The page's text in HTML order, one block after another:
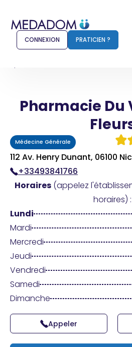
Comment ça marche ?
Pour les patients
Pharmacien
Connexion
Praticien ?
CONNEXION PRATICIEN ?
Pharmacie Du
Médecine Générale
112 Av. Henry Dunant, 06100
+33493841766
Horaires (appelez
horaires) :
Lundi
Mardi
Mercredi
Jeudi
Vendredi
Samedi
Dimanche
Appeler